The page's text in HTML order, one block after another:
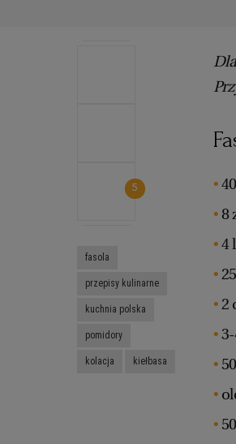
8
4
2
5
fasola
przepisy kulinarne
kuchnia polska
pomidory
kolacja kiełbasa